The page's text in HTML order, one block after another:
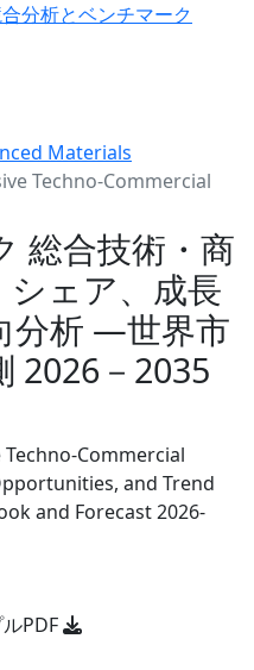
分析とベンチマーク
Materials
Techno-Commercial
総合技術・商
ェア、成長
分析 ―世界市
2026－2035
Commercial
and Trend
and Forecast 2026-
PDF